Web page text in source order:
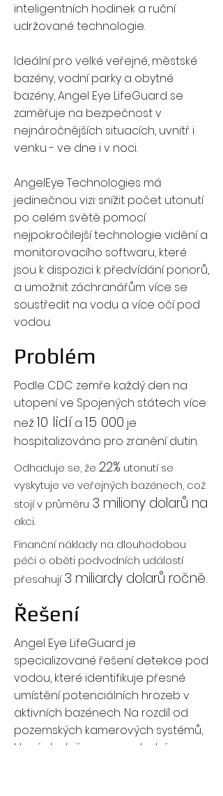
inteligentních hodinek a ruční
udržované technologie.
Ideální pro velké veřejné, městské
bazény, vodní parky a obytné
bazény, Angel Eye LifeGuard se
zaměřuje na bezpečnost v
nejnáročnějších situacích, uvnitř i
venku - ve dne i v noci.
AngelEye Technologies má
jedinečnou vizi: snížit počet utonutí
po celém světě pomocí
nejpokročilejší technologie vidění a
monitorovacího softwaru, které
jsou k dispozici k předvídání ponorů,
a umožnit záchranářům více se
soustředit na vodu a více očí pod
vodou.
Problém
Podle CDC zemře každý den na
utopení ve Spojených státech více
než10 lidí a 15 000 je
hospitalizováno pro zranění dutin.
Odhaduje se, že 22% utonutí se
vyskytuje ve veřejných bazénech, což
stojí v průměru 3 miliony dolarů na
akci.
Finanční náklady na dlouhodobou
péči o oběti podvodních událostí
přesahují 3 miliardy dolarů ročně.
Řešení
Angel Eye LifeGuard je
specializované řešení detekce pod
vodou, které identifikuje přesné
umístění potenciálních hrozeb v
aktivních bazénech. Na rozdíl od
pozemských kamerových systémů,
které sledují pouze poslední